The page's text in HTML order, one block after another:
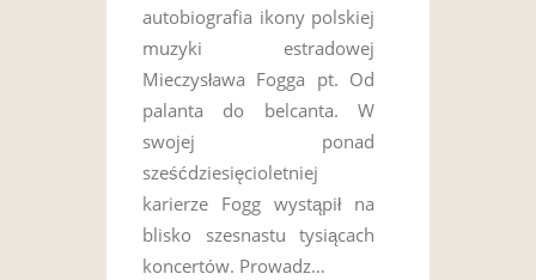
autobiografia ikony polskiej
muzyki estradowej
Mieczysława Fogga pt. Od
palanta do belcanta. W
swojej ponad
sześćdziesięcioletniej
karierze Fogg wystąpił na
blisko szesnastu tysiącach
koncertów. Prowadz…